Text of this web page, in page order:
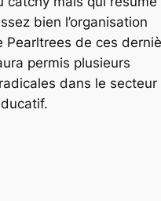
bien l’organisation
Pearltrees de ces
permis plusieurs
dans le secteur